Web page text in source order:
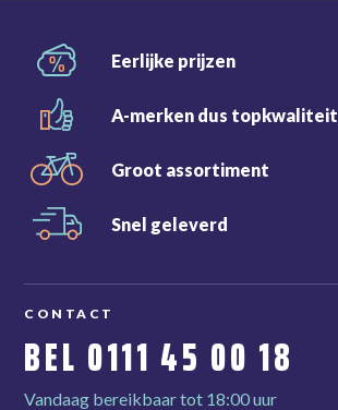
Eerlijke prijzen
A-merken dus topkwaliteit
Groot assortiment
Snel geleverd
CONTACT
BEL 0111 45 00 18
Vandaag bereikbaar tot 18:00 uur